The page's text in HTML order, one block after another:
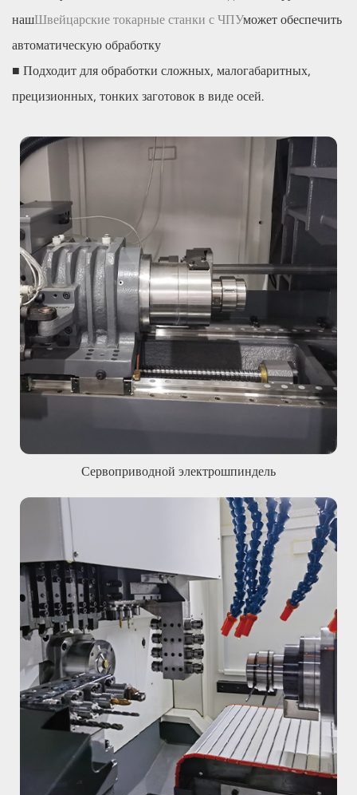
нашШвейцарские токарные станки с ЧПУможет обеспечить
автоматическую обработку
■ Подходит для обработки сложных, малогабаритных,
прецизионных, тонких заготовок в виде осей.
Сервоприводной электрошпиндель